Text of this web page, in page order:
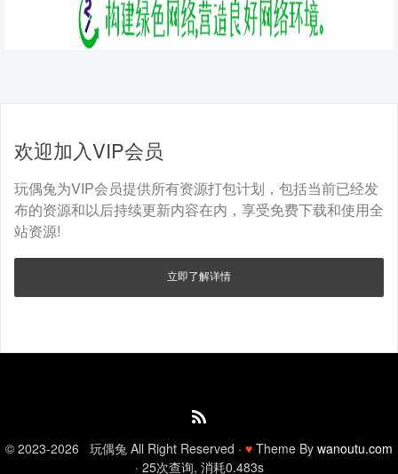
欢迎加入VIP会员
玩偶兔为VIP会员提供所有资源打包计划，包括当前已经发
布的资源和以后持续更新内容在内，享受免费下载和使用全
站资源!
立即了解详情
© 2023-2026 玩偶兔 All Right Reserved · ♥ Theme By wanoutu.com
· 25次查询, 消耗0.483s